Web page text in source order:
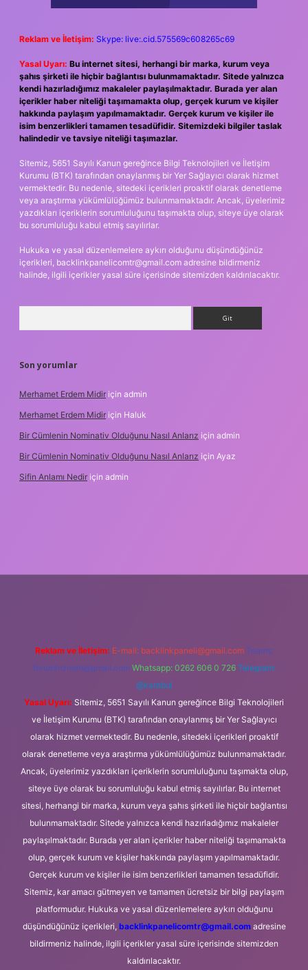
Reklam ve İletişim: Skype: live:.cid.575569c608265c69
Yasal Uyarı: Bu internet sitesi, herhangi bir marka, kurum veya
şahıs şirketi ile hiçbir bağlantısı bulunmamaktadır. Sitede yalnızca
kendi hazırladığımız makaleler paylaşılmaktadır. Burada yer alan
içerikler haber niteliği taşımamakta olup, gerçek kurum ve kişiler
hakkında paylaşım yapılmamaktadır. Gerçek kurum ve kişiler ile
isim benzerlikleri tamamen tesadüfidir. Sitemizdeki bilgiler taslak
halindedir ve tavsiye niteliği taşımazlar.
Sitemiz, 5651 Sayılı Kanun gereğince Bilgi Teknolojileri ve İletişim
Kurumu (BTK) tarafından onaylanmış bir Yer Sağlayıcı olarak hizmet
vermektedir. Bu nedenle, sitedeki içerikleri proaktif olarak denetleme
veya araştırma yükümlülüğümüz bulunmamaktadır. Ancak, üyelerimiz
yazdıkları içeriklerin sorumluluğunu taşımakta olup, siteye üye olarak
bu sorumluluğu kabul etmiş sayılırlar.
Hukuka ve yasal düzenlemelere aykırı olduğunu düşündüğünüz
içerikleri, backlinkpanelicomtr@gmail.com adresine bildirmeniz
halinde, ilgili içerikler yasal süre içerisinde sitemizden kaldırılacaktır.
Son yorumlar
Merhamet Erdem Midir için admin
Merhamet Erdem Midir için Haluk
Bir Cümlenin Nominativ Olduğunu Nasıl Anlarız için admin
Bir Cümlenin Nominativ Olduğunu Nasıl Anlarız için Ayaz
Sifin Anlamı Nedir için admin
Reklam ve İletişim: E-mail: backlinkpaneli@gmail.com Teams:
forumhizmeti@gmail.com Whatsapp: 0262 606 0 726 Telegram:
@karabul
Yasal Uyarı: Sitemiz, 5651 Sayılı Kanun gereğince Bilgi Teknolojileri
ve İletişim Kurumu (BTK) tarafından onaylanmış bir Yer Sağlayıcı
olarak hizmet vermektedir. Bu nedenle, sitedeki içerikleri proaktif
olarak denetleme veya araştırma yükümlülüğümüz bulunmamaktadır.
Ancak, üyelerimiz yazdıkları içeriklerin sorumluluğunu taşımakta olup,
siteye üye olarak bu sorumluluğu kabul etmiş sayılırlar. Bu internet
sitesi, herhangi bir marka, kurum veya şahıs şirketi ile hiçbir bağlantısı
bulunmamaktadır. Sitede yalnızca kendi hazırladığımız makaleler
paylaşılmaktadır. Burada yer alan içerikler haber niteliği taşımamakta
olup, gerçek kurum ve kişiler hakkında paylaşım yapılmamaktadır.
Gerçek kurum ve kişiler ile isim benzerlikleri tamamen tesadüfidir.
Sitemiz, kar amacı gütmeyen ve tamamen ücretsiz bir bilgi paylaşım
platformudur. Hukuka ve yasal düzenlemelere aykırı olduğunu
düşündüğünüz içerikleri, backlinkpanelicomtr@gmail.comadresine
bildirmeniz halinde, ilgili içerikler yasal süre içerisinde sitemizden
kaldırılacaktır.